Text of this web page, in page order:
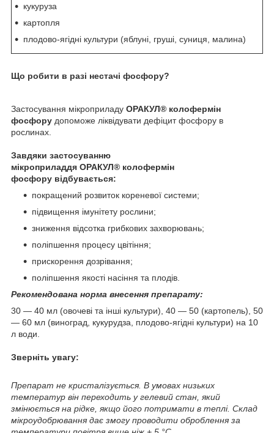
кукуруза
картопля
плодово-ягідні культури (яблуні, груші, суниця, малина)
Що робити в разі нестачі фосфору?
Застосування мікроприладу ОРАКУЛ® колофермін
фосфору допоможе ліквідувати дефіцит фосфору в
рослинах.
Завдяки застосуванню
мікроприладдя ОРАКУЛ® колофермін
фосфору відбувається:
покращений розвиток кореневої системи;
підвищення імунітету рослини;
зниження відсотка грибкових захворювань;
поліпшення процесу цвітіння;
прискорення дозрівання;
поліпшення якості насіння та плодів.
Рекомендована норма внесення препарату:
30 — 40 мл (овочеві та інші культури), 40 — 50 (картопель), 50
— 60 мл (виноград, кукурудза, плодово-ягідні культури) на 10
л води.
Зверніть увагу:
Препарат не кристалізується. В умовах низьких
температур він переходить у гелевий стан, який
змінюється на рідке, якщо його потримати в теплі. Склад
мікроудобрювання дає змогу проводити оброблення за